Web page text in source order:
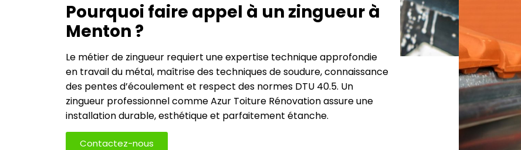
Pourquoi faire appel à un zingueur à
Menton ?
Le métier de zingueur requiert une expertise technique approfondie
en travail du métal, maîtrise des techniques de soudure, connaissance
des pentes d’écoulement et respect des normes DTU 40.5. Un
zingueur professionnel comme Azur Toiture Rénovation assure une
installation durable, esthétique et parfaitement étanche.
Contactez-nous